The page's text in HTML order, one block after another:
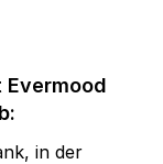
in der